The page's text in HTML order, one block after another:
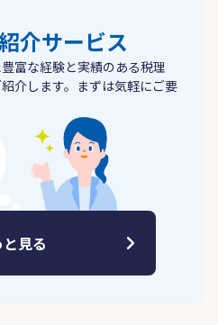
介サービス
富な経験と実績のある税理
介します。まずは気軽にご要
見る